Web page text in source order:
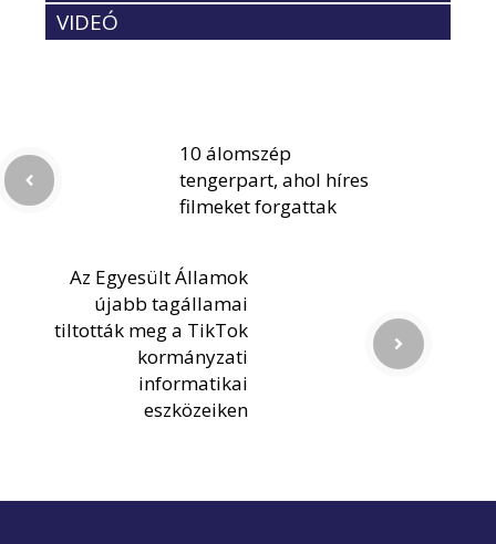
VIDEÓ
10 álomszép
tengerpart, ahol híres
filmeket forgattak
Az Egyesült Államok
újabb tagállamai
tiltották meg a TikTok
kormányzati
informatikai
eszközeiken